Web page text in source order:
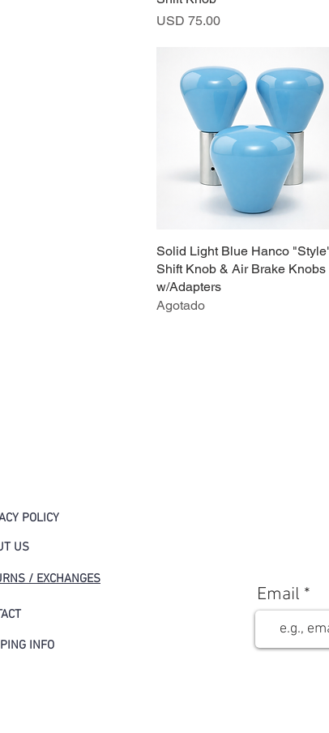
Precio
USD 75.00
Vista rápida
Solid Light Blue Hanco
Shift Knob & Air Brake Knobs
w/Adapters
Agotado
POLICY
US
/ EXCHANGES
INFO
Email